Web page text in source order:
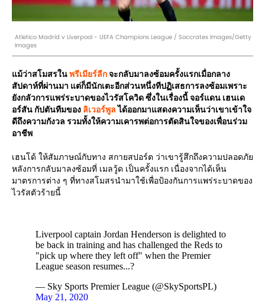
Atletico Madrid v Liverpool - UEFA Champions League / Soccrates Images/Getty
Images
แม้ว่าสโมสรในพรีเมียร์ลีกจะกลับมาลงซ้อมครั้งแรกเมื่อกลาง
สัปดาห์ที่ผ่านมา แต่ก็มีนักเตะอีกส่วนหนึ่งทีปฏิเสธการลงซ้อมเพราะ
ยังกลัวการแพร่ระบาดของไวรัสโควิด ซึ่งในเรื่องนี้ จอร์แดน เฮนเด
อร์สัน กัปตันทีมของ ลิเวอร์พูลได้ออกมาแสดงความเห็นว่าเขาเข้าใจ
ดีถึงความกังวล รวมทั้งให้ความเคารพต่อการตัดสินใจของเพื่อนร่วม
อาชีพ
เฮนโด้ ให้สัมภาษณ์กับทาง สกายสปอร์ต ว่าเขารู้สึกถึงความปลอดภัย
หลังการกลับมาลงซ้อมที่ เมลวู้ด เป็นครั้งแรก เนื่องจากได้เห็น
มาตรการต่าง ๆ ที่ทางสโมสรนำมาใช้เพื่อป้องกันการแพร่ระบาดของ
ไวรัสตัวร้ายนี้
Liverpool captain Jordan Henderson is delighted to
be back in training and has challenged the Reds to
"pick up where they left off" when the Premier
League season resumes...?
— Sky Sports Premier League (@SkySportsPL)
May 21, 2020